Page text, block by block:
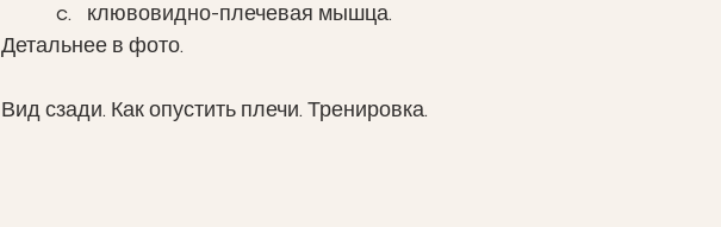
клювовидно-плечевая мышца.
Детальнее в фото.
Вид сзади. Как опустить плечи. Тренировка.